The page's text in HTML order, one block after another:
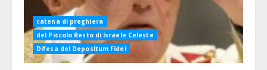
catena di preghiera
del Piccolo Resto di Israele Celeste
Difesa del Depositum Fidei